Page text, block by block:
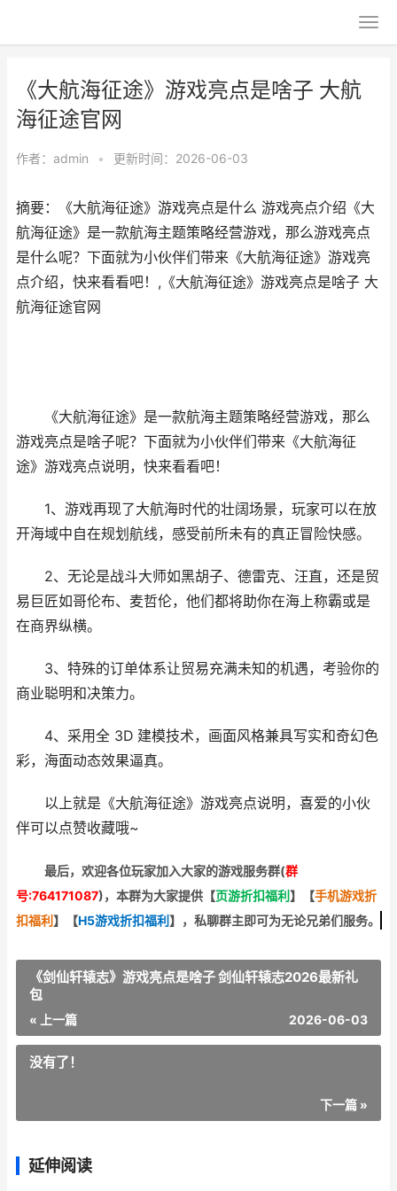
《大航海征途》游戏亮点是啥子 大航
海征途官网
作者： admin • 更新时间：2026-06-03
摘要：《大航海征途》游戏亮点是什么 游戏亮点介绍《大
航海征途》是一款航海主题策略经营游戏，那么游戏亮点
是什么呢？下面就为小伙伴们带来《大航海征途》游戏亮
点介绍，快来看看吧！,《大航海征途》游戏亮点是啥子 大
航海征途官网
《大航海征途》是一款航海主题策略经营游戏，那么
游戏亮点是啥子呢？下面就为小伙伴们带来《大航海征
途》游戏亮点说明，快来看看吧！
1、游戏再现了大航海时代的壮阔场景，玩家可以在放
开海域中自在规划航线，感受前所未有的真正冒险快感。
2、无论是战斗大师如黑胡子、德雷克、汪直，还是贸
易巨匠如哥伦布、麦哲伦，他们都将助你在海上称霸或是
在商界纵横。
3、特殊的订单体系让贸易充满未知的机遇，考验你的
商业聪明和决策力。
4、采用全 3D 建模技术，画面风格兼具写实和奇幻色
彩，海面动态效果逼真。
以上就是《大航海征途》游戏亮点说明，喜爱的小伙
伴可以点赞收藏哦~
最后，欢迎各位玩家加入大家的游戏服务群(群
号:764171087)，本群为大家提供【页游折扣福利 】 【手机游戏折
扣福利 】 【H5游戏折扣福利 】 ，私聊群主即可为无论兄弟们服务。
《剑仙轩辕志》游戏亮点是啥子 剑仙轩辕志2026最新礼
包
« 上一篇 2026-06-03
没有了！
下一篇 »
延伸阅读